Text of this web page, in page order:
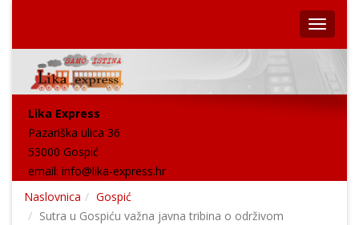
Lika Express
Pazariška ulica 36
53000 Gospić
email: info@lika-express.hr
Naslovnica
Gospić
Sutra u Gospiću važna javna tribina o održivom